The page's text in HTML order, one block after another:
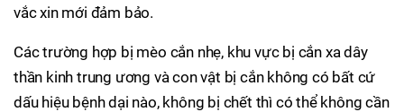
vắc xin mới đảm bảo.
Các trường hợp bị mèo cắn nhẹ, khu vực bị cắn xa dây
thần kinh trung ương và con vật bị cắn không có bất cứ
dấu hiệu bệnh dại nào, không bị chết thì có thể không cần